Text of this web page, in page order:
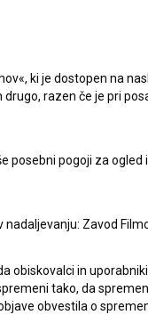
ki je dostopen na
razen če je pri
posebni pogoji za ogled
Zavod
obiskovalci in
tako, da
obvestila o